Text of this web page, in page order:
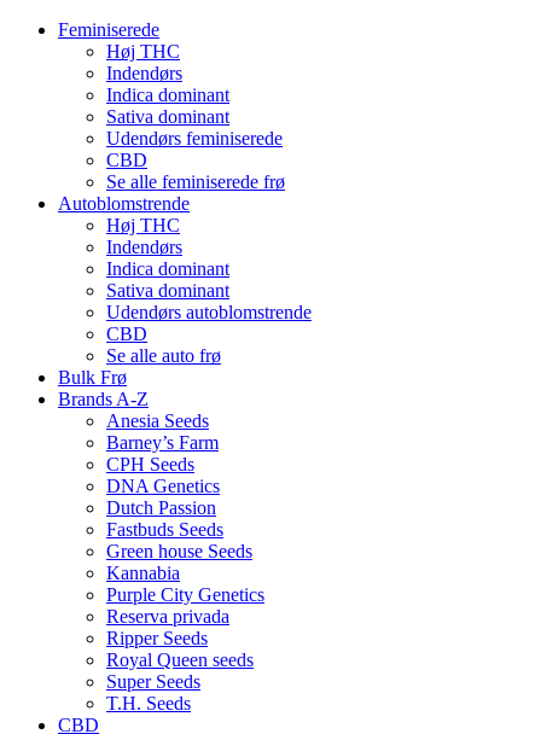
Feminiserede
Høj THC
Indendørs
Indica dominant
Sativa dominant
Udendørs feminiserede
CBD
Se alle feminiserede frø
Autoblomstrende
Høj THC
Indendørs
Indica dominant
Sativa dominant
Udendørs autoblomstrende
CBD
Se alle auto frø
Bulk Frø
Brands A-Z
Anesia Seeds
Barney’s Farm
CPH Seeds
DNA Genetics
Dutch Passion
Fastbuds Seeds
Green house Seeds
Kannabia
Purple City Genetics
Reserva privada
Ripper Seeds
Royal Queen seeds
Super Seeds
T.H. Seeds
CBD